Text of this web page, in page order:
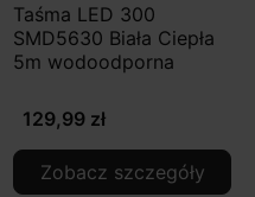
Taśma LED 300
SMD5630 Biała Ciepła
5m wodoodporna
129,99 zł
Zobacz szczegóły